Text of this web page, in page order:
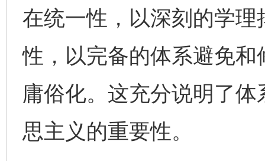
在统一性，以深刻的学
性，以完备的体系避免
庸俗化。这充分说明了
思主义的重要性。